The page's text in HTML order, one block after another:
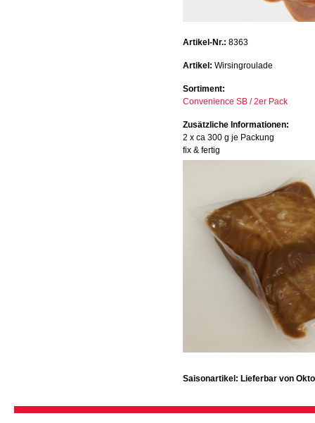
Artikel-Nr.: 8363
Artikel: Wirsingroulade
Sortiment:
Convenience SB / 2er Pack
Zusätzliche Informationen:
2 x ca 300 g je Packung
fix & fertig
Saisonartikel: Lieferbar von